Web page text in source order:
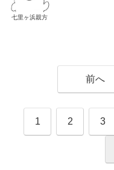
七里ヶ浜親方
前へ
1 2 3